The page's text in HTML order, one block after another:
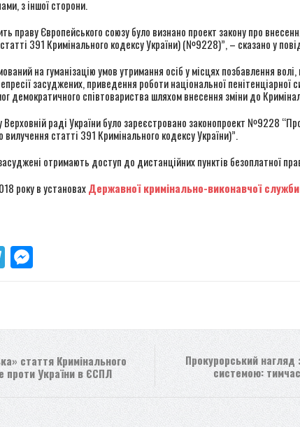
з іншої сторони.
праву Європейського союзу було визнано проект закону про
391 Кримінального кодексу України) (№9228)”, – сказано у
на гуманізацію умов утримання осіб у місцях позбавлення
засуджених, приведення роботи національної пенітенціарної
демократичного співтовариства шляхом внесення зміни до
раді України було зареєстровано законопроект №9228
вилучення статті 391 Кримінального кодексу України)”.
отримають доступ до дистанційних пунктів безоплатної
року в установахДержавної кримінально-виконавчої служби
TelegramMessenger
стаття Кримінального
проти України в ЄСПЛ
Прокурорський нагляд
системою: